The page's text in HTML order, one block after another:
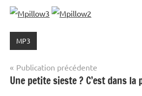
MP3
Navigation
de
Publication précédente
Une petite sieste ? C’est dans la